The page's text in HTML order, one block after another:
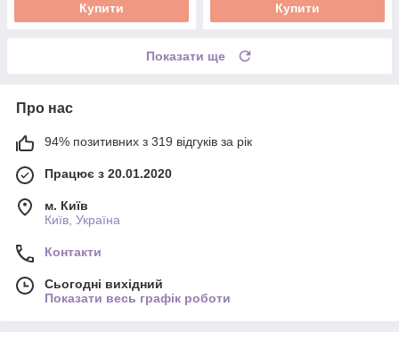
Купити Купити
Показати ще
Про нас
94% позитивних з 319 відгуків за рік
Працює з 20.01.2020
м. Київ
Київ, Україна
Контакти
Сьогодні вихідний
Показати весь графік роботи